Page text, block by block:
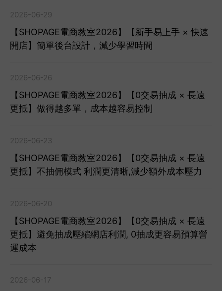
2026-06-29
【SHOPAGE電商教室2026】【新手易上手 × 快速
開店】簡單後台設計，減少學習時間
2026-06-26
【SHOPAGE電商教室2026】【0交易抽成 × 長遠
更抵】做得越多單，成本越容易控制
2026-06-23
【SHOPAGE電商教室2026】【0交易抽成 × 長遠
更抵】不抽佣模式 利潤更清晰,減少額外成本壓力
2026-06-20
【SHOPAGE電商教室2026】【0交易抽成 × 長遠
更抵】避免抽成壓縮網店利潤, 0抽成更容易預算營
運成本
2026-06-17